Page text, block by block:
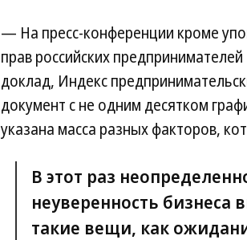
— На пресс-конференции кроме
прав российских
доклад, Индекс
документ с не одним десятком
указана масса разных факторов,
В этот раз
неуверенность
такие вещи, как